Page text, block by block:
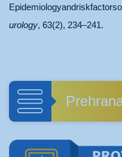
urology, 63(2), 234–241.